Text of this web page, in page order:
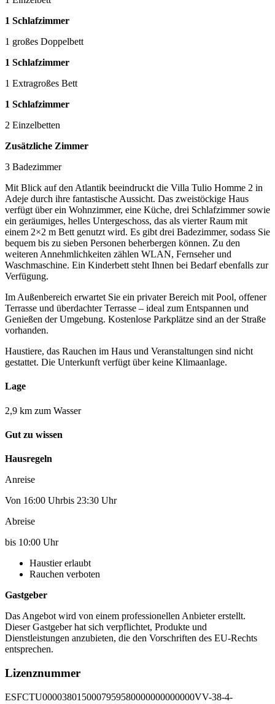
1 Schlafzimmer
1 großes Doppelbett
1 Schlafzimmer
1 Extragroßes Bett
1 Schlafzimmer
2 Einzelbetten
Zusätzliche Zimmer
3 Badezimmer
Mit Blick auf den Atlantik beeindruckt die Villa Tulio Homme 2 in
Adeje durch ihre fantastische Aussicht. Das zweistöckige Haus
verfügt über ein Wohnzimmer, eine Küche, drei Schlafzimmer sowie
ein geräumiges, helles Untergeschoss, das als vierter Raum mit
einem 2×2 m Bett genutzt wird. Es gibt drei Badezimmer, sodass Sie
bequem bis zu sieben Personen beherbergen können. Zu den
weiteren Annehmlichkeiten zählen WLAN, Fernseher und
Waschmaschine. Ein Kinderbett steht Ihnen bei Bedarf ebenfalls zur
Verfügung.
Im Außenbereich erwartet Sie ein privater Bereich mit Pool, offener
Terrasse und überdachter Terrasse – ideal zum Entspannen und
Genießen der Umgebung. Kostenlose Parkplätze sind an der Straße
vorhanden.
Haustiere, das Rauchen im Haus und Veranstaltungen sind nicht
gestattet. Die Unterkunft verfügt über keine Klimaanlage.
Lage
2,9 km zum Wasser
Gut zu wissen
Hausregeln
Anreise
Von 16:00 Uhrbis 23:30 Uhr
Abreise
bis 10:00 Uhr
Haustier erlaubt
Rauchen verboten
Gastgeber
Das Angebot wird von einem professionellen Anbieter erstellt.
Dieser Gastgeber hat sich verpflichtet, Produkte und
Dienstleistungen anzubieten, die den Vorschriften des EU-Rechts
entsprechen.
Lizenznummer
ESFCTU0000380150007959580000000000000VV-38-4-